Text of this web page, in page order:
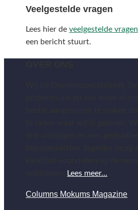
Veelgestelde vragen
Lees hier deveelgestelde vragen
een bericht stuurt.
Lees meer…
Columns Mokums Magazine